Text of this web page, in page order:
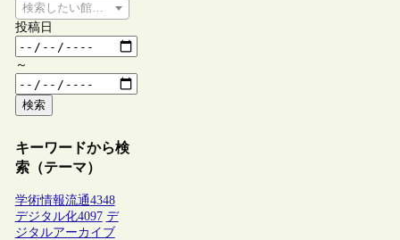
検索したい館種を選択してください
投稿日
～
検索
キーワードから検
索（テーマ）
学術情報流通4348
デジタル化4097 デ
ジタルアーカイブ